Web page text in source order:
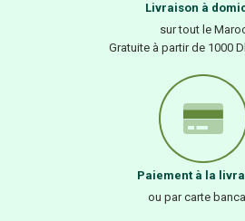
Livraison à
sur tout le
Gratuite à partir de 1000
Paiement à la
ou par carte